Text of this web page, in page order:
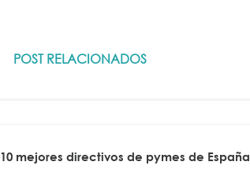
POST RELACIONADOS
mejores directivos de pymes de España